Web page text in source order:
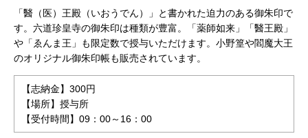
「醫（医）王殿（いおうでん）」と書かれた迫力のある御朱印で
す。六道珍皇寺の御朱印は種類が豊富。「薬師如来」「醫王殿」
や「ゑんま王」も限定数で授与いただけます。小野篁や閻魔大王
のオリジナル御朱印帳も販売されています。
【志納金】300円
【場所】授与所
【受付時間】09：00～16：00